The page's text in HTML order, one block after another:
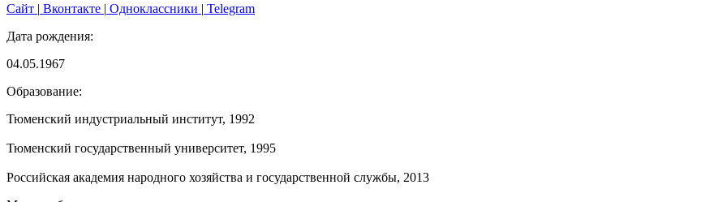
Сайт | Вконтакте | Одноклассники | Telegram
Дата рождения:
04.05.1967
Образование:
Тюменский индустриальный институт, 1992
Тюменский государственный университет, 1995
Российская академия народного хозяйства и государственной службы, 2013